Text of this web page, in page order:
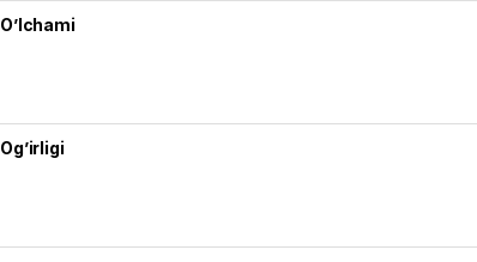
O’lchami
Og’irligi